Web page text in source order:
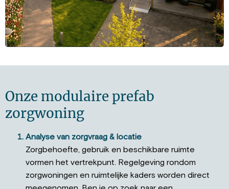
Onze modulaire prefab
zorgwoning
Analyse van zorgvraag & locatie
Zorgbehoefte, gebruik en beschikbare ruimte
vormen het vertrekpunt. Regelgeving rondom
zorgwoningen en ruimtelijke kaders worden direct